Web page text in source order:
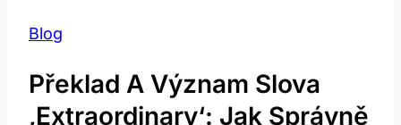
Blog
Překlad A Význam Slova
‚extraordinary‘: Jak Správně